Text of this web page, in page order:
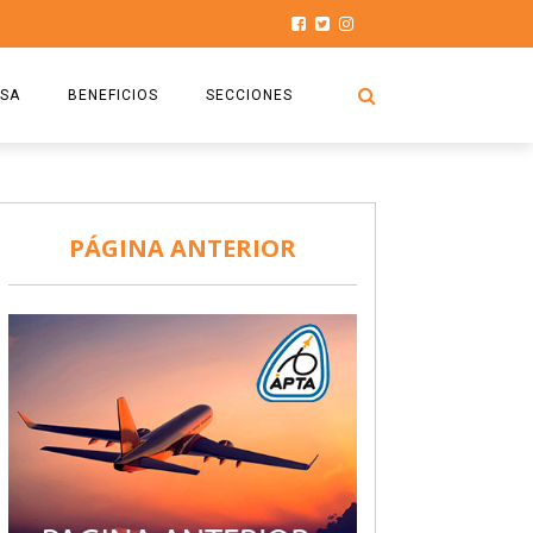
BENEFICIOS
COMISIÓN
SECCIONES
SEGURIDAD AÉREA
TURISMO Y RECREACIÓN
VIDEOS
PÁGINA ANTERIOR